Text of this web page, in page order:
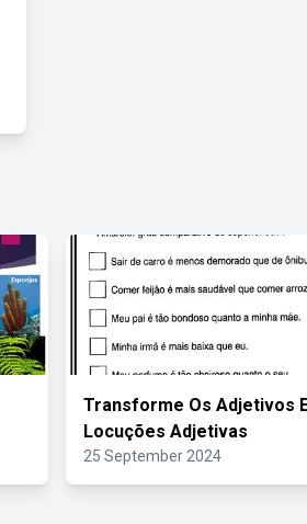
Transforme Os Adjetivos
Locuções Adjetivas
25 September 2024